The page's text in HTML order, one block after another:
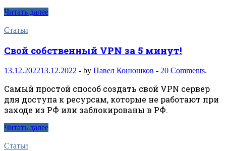
Читать далее
Статьи
Свой собственный VPN за 5 минут!
13.12.202213.12.2022 - by Павел Конюшков - 20 Comments.
Самый простой способ создать свой VPN сервер
для доступа к ресурсам, которые не работают при
заходе из РФ или заблокированы в РФ.
Читать далее
Статьи